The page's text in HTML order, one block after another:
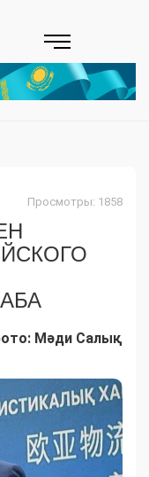
Просмотры: 1858
Мәди Салық